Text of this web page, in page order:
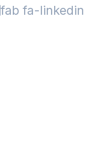
fab fa-linkedin